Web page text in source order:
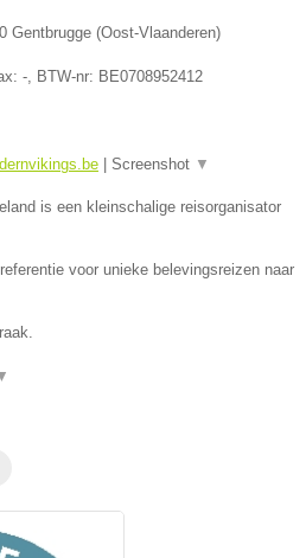
Gentbrugge (Oost-Vlaanderen)
-, BTW-nr: BE0708952412
Screenshot ▼
is een kleinschalige reisorganisator
voor unieke belevingsreizen naar